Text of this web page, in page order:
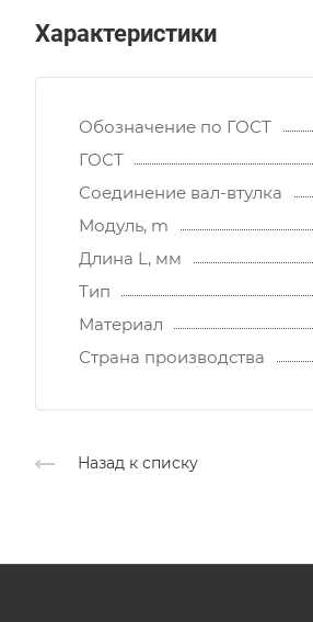
Характеристики
Обозначение по ГОСТ
ГОСТ
Соединение вал-втулка
Модуль, m
Длина L, мм
Тип
Материал
Страна производства
Назад к списку